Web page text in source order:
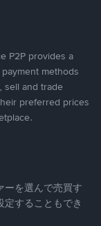
P2P provides a
methods
sell and trade
preferred prices
ーを選んで売買す
定することもでき